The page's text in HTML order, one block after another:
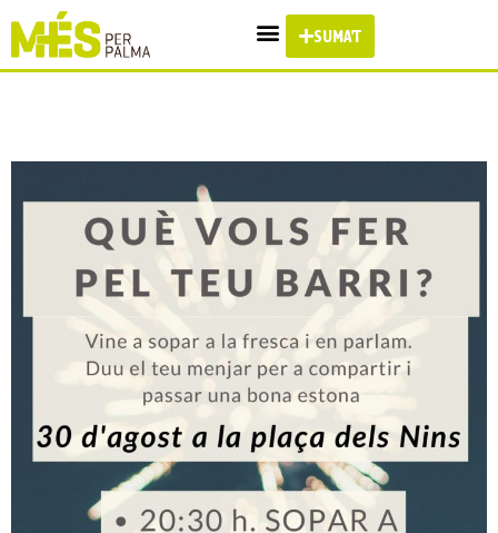
SUMA'T